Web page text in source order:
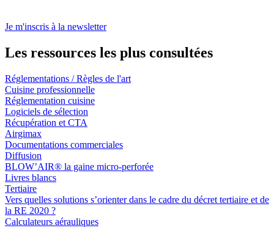
Je m'inscris à la newsletter
Les ressources les plus consultées
Réglementations / Règles de l'art
Cuisine professionnelle
Réglementation cuisine
Logiciels de sélection
Récupération et CTA
Airgimax
Documentations commerciales
Diffusion
BLOW’AIR® la gaine micro-perforée
Livres blancs
Tertiaire
Vers quelles solutions s’orienter dans le cadre du décret tertiaire et de
la RE 2020 ?
Calculateurs aérauliques